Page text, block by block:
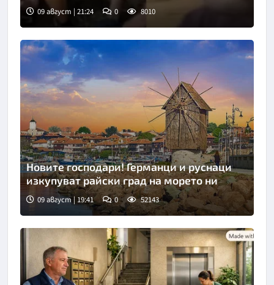
09 август | 21:24 0 8010
Новите господари! Германци и руснаци
изкупуват райски град на морето ни
09 август | 19:41 0 52143